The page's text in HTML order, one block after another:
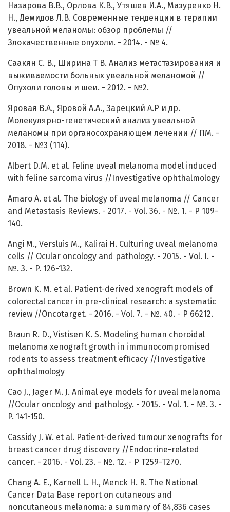
Назарова В.В., Орлова К.В., Утяшев И.А., Мазуренко H.
Н., Демидов Л.В. Современные тенденции в терапии
увеальной меланомы: обзор проблемы //
Злокачественные опухоли. - 2014. - № 4.
Саакян С. В., Ширина Т В. Анализ метастазирования и
выживаемости больных увеальной меланомой //
Опухоли головы и шеи. - 2012. - №2.
Яровая В.А., Яровой А.А., Зарецкий А.Р и др.
Молекулярно-генетический анализ увеальной
меланомы при органосохраняющем лечении // ПМ. -
2018. - №3 (114).
Albert D.M. et al. Feline uveal melanoma model induced
with feline sarcoma virus //Investigative ophthalmology
Amaro A. et al. The biology of uveal melanoma // Cancer
and Metastasis Reviews. - 2017. - Vol. 36. - №. 1. - P 109-
140.
Angi M., Versluis M., Kalirai H. Culturing uveal melanoma
cells // Ocular oncology and pathology. - 2015. - Vol. I. -
№. 3. - P. 126-132.
Brown K. M. et al. Patient-derived xenograft models of
colorectal cancer in pre-clinical research: a systematic
review //Oncotarget. - 2016. - Vol. 7. - №. 40. - P 66212.
Braun R. D., Vistisen K. S. Modeling human choroidal
melanoma xenograft growth in immunocompromised
rodents to assess treatment efficacy //Investigative
ophthalmology
Cao J., Jager M. J. Animal eye models for uveal melanoma
//Ocular oncology and pathology. - 2015. - Vol. 1. - №. 3. -
P. 141-150.
Cassidy J. W. et al. Patient-derived tumour xenografts for
breast cancer drug discovery //Endocrine-related
cancer. - 2016. - Vol. 23. - №. 12. - P T259-T270.
Chang A. E., Karnell L. H., Menck H. R. The National
Cancer Data Base report on cutaneous and
noncutaneous melanoma: a summary of 84,836 cases